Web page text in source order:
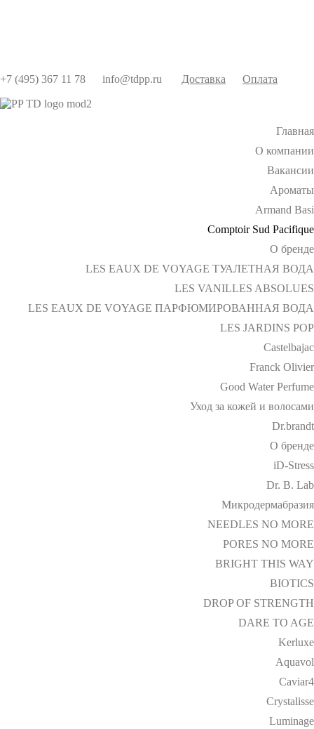
+7 (495) 367 11 78 info@tdpp.ru Доставка Оплата
Главная
О компании
Вакансии
Ароматы
Armand Basi
Comptoir Sud Pacifique
О бренде
LES EAUX DE VOYAGE ТУАЛЕТНАЯ ВОДА
LES VANILLES ABSOLUES
LES EAUX DE VOYAGE ПАРФЮМИРОВАННАЯ ВОДА
LES JARDINS POP
Castelbajac
Franck Olivier
Good Water Perfume
Уход за кожей и волосами
Dr.brandt
О бренде
iD-Stress
Dr. B. Lab
Микродермабразия
NEEDLES NO MORE
PORES NO MORE
BRIGHT THIS WAY
BIOTICS
DROP OF STRENGTH
DARE TO AGE
Kerluxe
Aquavol
Caviar4
Crystalisse
Luminage